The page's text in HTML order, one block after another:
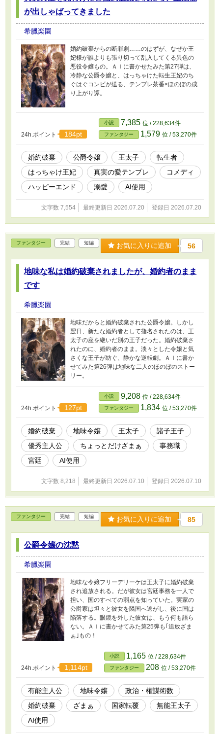
が出しゃばってきました
希臘楽園
婚約破棄からの断罪劇……のはずが、なぜか王
妃様が誰よりも張り切って乱入してくる異色の
悪役令嬢もの。ＡＩに書かせたみた第27弾は、
冷静な公爵令嬢と、はっちゃけた転生王妃のち
ぐはぐコンビが送る、テンプレ茶番×ほのぼの成
り上がり譚。
24h.ポイント 184pt
小説 7,385 位 / 228,634件
ファンタジー 1,579 位 / 53,270件
婚約破棄 公爵令嬢 王太子
転生者
はっちゃけ王妃
真実の愛テンプレ
コメディ
ハッピーエンド
溺愛 AI使用
文字数 7,554 最終更新日 2026.07.20 登録日 2026.07.20
ファンタジー 完結 短編 お気に入りに追加 56
地味な私は婚約破棄されましたが、婚約者のまま
です
希臘楽園
地味だからと婚約破棄された公爵令嬢。しかし
翌日、新たな婚約者として指名されたのは、王
太子の座を継いだ別の王子だった。婚約破棄さ
れたのに、婚約者のまま。淡々とした令嬢と気
さくな王子が紡ぐ、静かな逆転劇。ＡＩに書か
せてみた第26弾は地味な二人のほのぼのストー
リー。
24h.ポイント 127pt
小説 9,208 位 / 228,634件
ファンタジー 1,834 位 / 53,270件
婚約破棄 地味令嬢 王太子
諸子王子
優秀主人公
ちょっとだけざまぁ
事務職
宮廷
AI使用
文字数 8,218 最終更新日 2026.07.10 登録日 2026.07.10
ファンタジー 完結 短編 お気に入りに追加 85
公爵令嬢の沈黙
希臘楽園
地味な令嬢フリーデリーケは王太子に婚約破棄
され追放される。だが彼女は宮廷事務を一人で
担い、国のすべての弱点を知っていた。実家の
公爵家は坦々と彼女を隣国へ逃がし、後に国は
陥落する。眼鏡を外した彼女は、もう何も語ら
ない。ＡＩに書かせてみた第25弾も｢追放ざま
ぁ｣もの！
24h.ポイント 1,114pt
小説 1,165 位 / 228,634件
ファンタジー 208 位 / 53,270件
有能主人公 地味令嬢
政治・権謀術数
婚約破棄
ざまぁ 国家転覆
無能王太子
AI使用